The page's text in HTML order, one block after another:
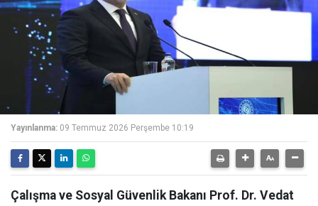
Yayınlanma: 09 Temmuz 2026 Perşembe 10:19
Çalışma ve Sosyal Güvenlik Bakanı Prof. Dr. Vedat